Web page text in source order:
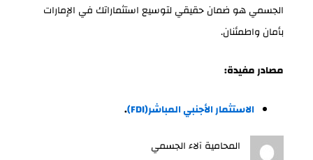
الجسمي هو ضمان حقيقي لتوسيع استثماراتك في الإمارات
بأمان واطمئنان.
مصادر مفيدة:
الاستثمار الأجنبي المباشر(FDI)
.
المحامية آلاء الجسمي